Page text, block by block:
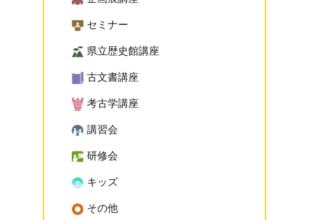
セミナー
県立歴史館講座
古文書講座
考古学講座
講習会
研修会
キッズ
その他